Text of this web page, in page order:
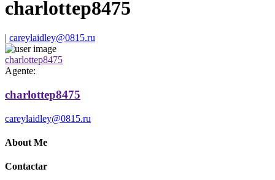
charlottep8475
| careylaidley@0815.ru
charlottep8475
Agente:
charlottep8475
careylaidley@0815.ru
About Me
Contactar